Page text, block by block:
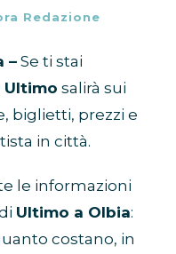
Redazione
– Se ti stai
Ultimo salirà sui
biglietti, prezzi e
in città.
le informazioni
Ultimo a Olbia:
costano, in